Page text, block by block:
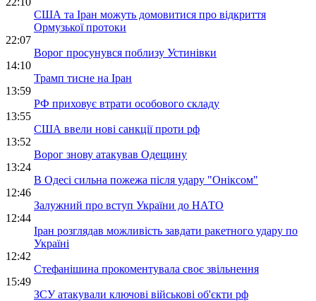
США та Іран можуть домовитися про відкриття
Ормузької протоки
22:07
Ворог просунувся поблизу Устинівки
14:10
Трамп тисне на Іран
13:59
РФ приховує втрати особового складу
13:55
США ввели нові санкції проти рф
13:52
Ворог знову атакував Одещину
13:24
В Одесі сильна пожежа після удару "Оніксом"
12:46
Залужний про вступ України до НАТО
12:44
Іран розглядав можливість завдати ракетного удару по
Україні
12:42
Стефанішина прокоментувала своє звільнення
15:49
ЗСУ атакували ключові військові об'єкти рф